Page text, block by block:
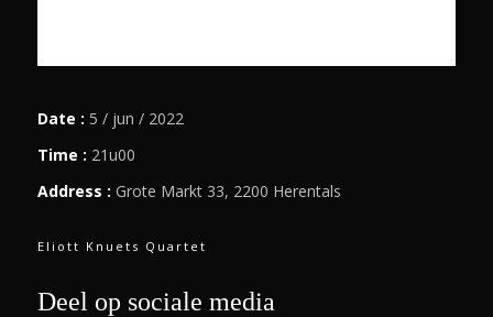
Date : 5 / jun / 2022
Time : 21u00
Address : Grote Markt 33, 2200 Herentals
Eliott Knuets Quartet
Deel op sociale media